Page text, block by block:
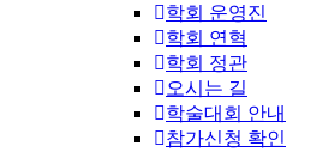
학회 운영진
학회 연혁
학회 정관
오시는 길
학술대회 안내
참가신청 확인